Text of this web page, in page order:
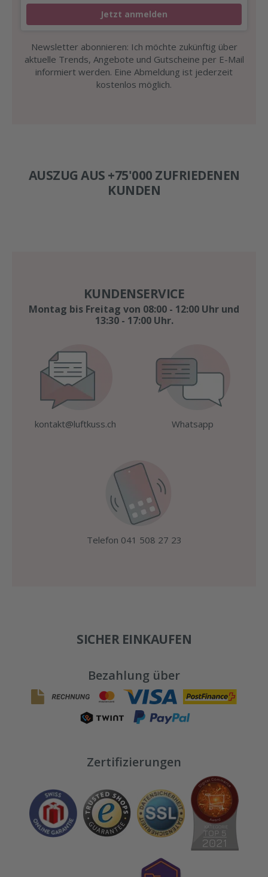
Jetzt anmelden
Newsletter abonnieren: Ich möchte zukünftig über
aktuelle Trends, Angebote und Gutscheine per E-Mail
informiert werden. Eine Abmeldung ist jederzeit
kostenlos möglich.
AUSZUG AUS +75'000 ZUFRIEDENEN
KUNDEN
KUNDENSERVICE
Montag bis Freitag von 08:00 - 12:00 Uhr und
13:30 - 17:00 Uhr.
kontakt@luftkuss.ch Whatsapp
Telefon 041 508 27 23
SICHER EINKAUFEN
Bezahlung über
Zertifizierungen